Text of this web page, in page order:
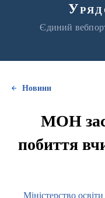
Єдиний
Новини
МОН
побиття
Міністерство